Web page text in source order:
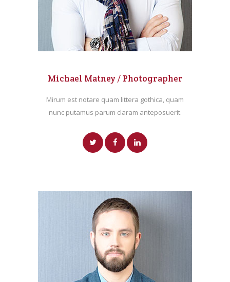
Michael Matney / Photographer
Mirum est notare quam littera gothica, quam
nunc putamus parum claram anteposuerit.